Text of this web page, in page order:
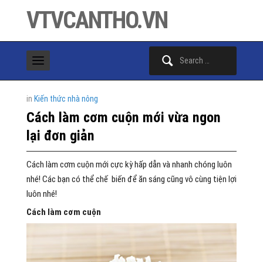
VTVCANTHO.VN
in Kiến thức nhà nông
Cách làm cơm cuộn mới vừa ngon
lại đơn giản
Cách làm cơm cuộn mới cực kỳ hấp dẫn và nhanh chóng luôn
nhé! Các bạn có thể chế biến để ăn sáng cũng vô cùng tiện lợi
luôn nhé!
Cách làm cơm cuộn